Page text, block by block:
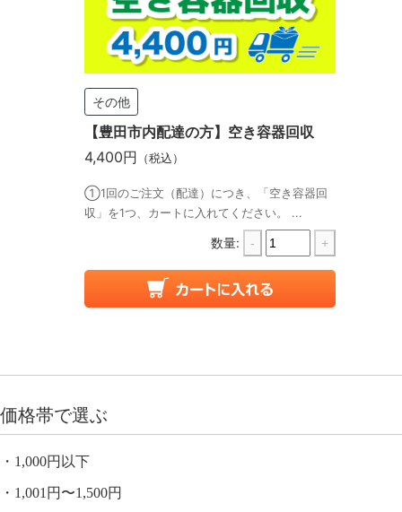
その他
【豊田市内配達の方】空き容器回収
4,400円
（税込）
①1回のご注文（配達）につき、「空き容器回
収」を1つ、カートに入れてください。 ...
数量: - +
価格帯で選ぶ
1,000円以下
1,001円〜1,500円